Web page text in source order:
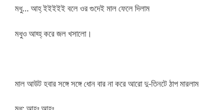
মধু… আহ্ ইইইইই বলে ওর গুদেই মাল ফেলে দিলাম
মধুও আহ্হ্ করে জল খসালো।
মাল আউট হবার সঙ্গে সঙ্গে ধোন বার না করে আরো দু-তিনটে ঠাপ মারলাম